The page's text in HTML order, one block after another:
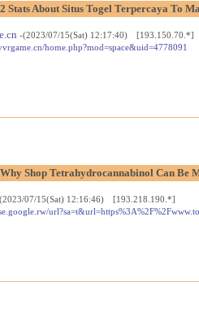
Stats About Situs Togel Terpercaya To
-(2023/07/15(Sat) 12:17:40) [193.150.70.*]
home.php?mod=space&uid=4778091
Why Shop Tetrahydrocannabinol Can Be
07/15(Sat) 12:16:46) [193.218.190.*]